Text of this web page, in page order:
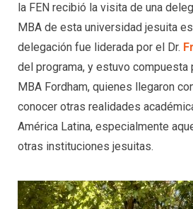
la FEN recibió la visita de una
MBA de esta universidad jesuita
delegación fue liderada por el Dr.
del programa, y estuvo
MBA Fordham, quienes llegaron
conocer otras realidades
América Latina, especialmente
otras instituciones jesuitas.